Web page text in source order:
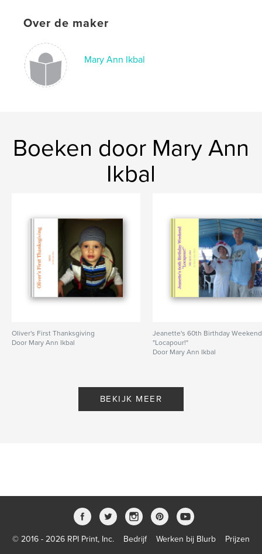
Over de maker
Mary Ann Ikbal
Boeken door Mary Ann
Ikbal
Oliver's First Thanksgiving
Door Mary Ann Ikbal
Jeanette's 60th Birthday Weekend
"Locapour!"
Door Mary Ann Ikbal
BEKIJK MEER
© 2016 - 2026 RPI Print, Inc. Bedrijf Werken bij Blurb
Prijzen